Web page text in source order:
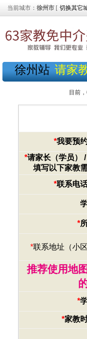
当前城市： 徐州市 [ 切换其它
徐州站 请家
目前
*我要预
*请家长（学员）
填写以下家教
*联系电
*
*联系地址（小
推荐使用地
*
*家教